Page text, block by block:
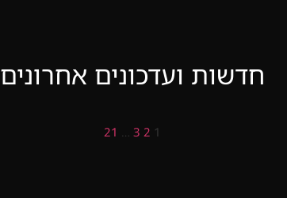
חדשות ועדכונים אחרונים
1
2
3
21